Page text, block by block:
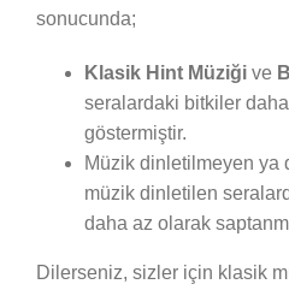
sonucunda;
Klasik Hint Müziği ve
seralardaki bitkiler daha
göstermiştir.
Müzik dinletilmeyen ya
müzik dinletilen
daha az olarak
Dilerseniz, sizler için klasik